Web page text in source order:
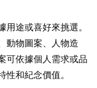
途或喜好來挑選。
動物圖案、人物造
可依據個人需求或品
性和紀念價值。